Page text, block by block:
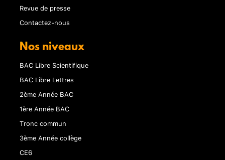
Revue de presse
Contactez-nous
Nos niveaux
BAC Libre Scientifique
BAC Libre Lettres
2ème Année BAC
1ère Année BAC
Tronc commun
3ème Année collège
CE6